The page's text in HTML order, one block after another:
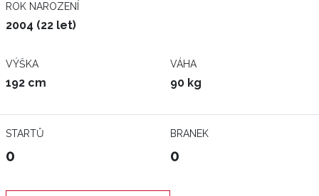
ROK NAROZENÍ
2004 (22 let)
VÝŠKA
192 cm
VÁHA
90 kg
STARTŮ
0
BRANEK
0